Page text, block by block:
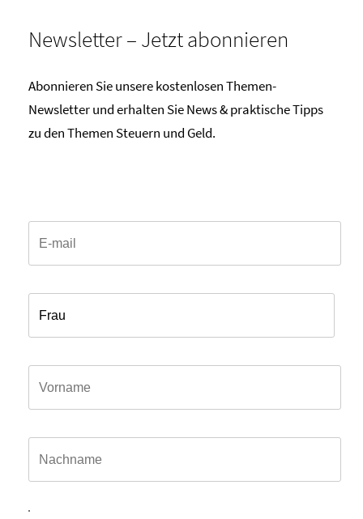
Newsletter – Jetzt abonnieren
Abonnieren Sie unsere kostenlosen Themen-
Newsletter und erhalten Sie News & praktische Tipps
zu den Themen Steuern und Geld.